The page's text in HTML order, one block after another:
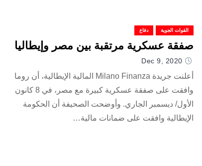
القوات الجوية دفاع
صفقة عسكرية مرتقبة بين مصر وإيطاليا
Dec 9, 2020
أعلنت جريدة Milano Finanza المالية الإيطالية، أن روما
وافقت على صفقة عسكرية كبيرة مع مصر، في 8 كانون
الأول/ ديسمبر الجاري. وأوضحت الصحيفة أن الحكومة
الإيطالية وافقت على ضمانات مالية…